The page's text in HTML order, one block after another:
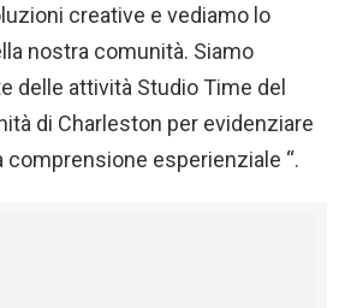
creative e vediamo lo
nostra comunità. Siamo
delle attività Studio Time del
di Charleston per evidenziare
comprensione esperienziale “.